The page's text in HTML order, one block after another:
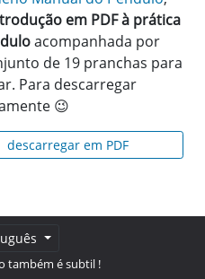
em PDF à prática
acompanhada por
de 19 pranchas para
Para descarregar
😉
descarregar em PDF
também é subtil !